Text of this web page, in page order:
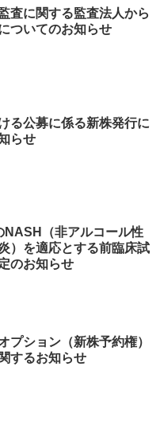
査に関する監査法人から
ついてのお知らせ
る公募に係る新株発行に
らせ
NASH（非アルコール性
）を適応とする前臨床試
のお知らせ
プション（新株予約権）
するお知らせ